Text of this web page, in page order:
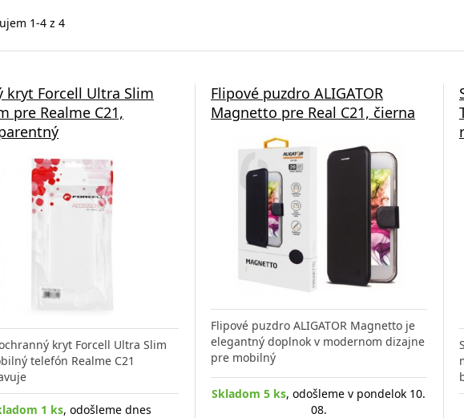
1-4 z 4
kryt Forcell Ultra Slim
pre Realme C21,
kryt Forcell Ultra Slim
telefón Realme C21
1 ks, odošleme dnes
Flipové puzdro ALIGATOR
Magnetto pre Real C21, čierna
Flipové puzdro ALIGATOR Magnetto je
elegantný doplnok v modernom dizajne
pre mobilný
Skladom 5 ks, odošleme v pondelok 10.
08.